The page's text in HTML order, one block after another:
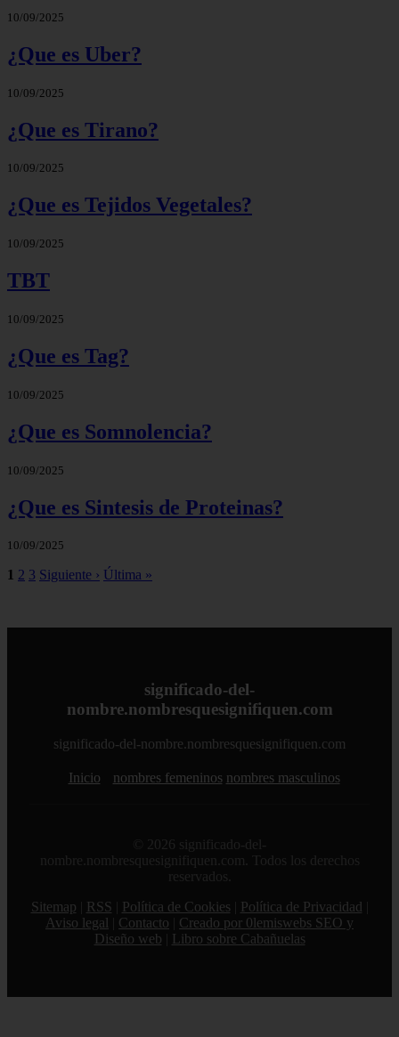
10/09/2025
¿Que es Uber?
10/09/2025
¿Que es Tirano?
10/09/2025
¿Que es Tejidos Vegetales?
10/09/2025
TBT
10/09/2025
¿Que es Tag?
10/09/2025
¿Que es Somnolencia?
10/09/2025
¿Que es Sintesis de Proteinas?
10/09/2025
1 2 3 Siguiente › Última »
significado-del-
nombre.nombresquesignifiquen.com
significado-del-nombre.nombresquesignifiquen.com
Inicio nombres femeninos nombres masculinos
© 2026 significado-del-
nombre.nombresquesignifiquen.com. Todos los derechos
reservados.
Sitemap
RSS Política de Cookies Política de Privacidad
Aviso legal
Contacto
Creado por 0lemiswebs SEO y
Diseño web
Libro sobre Cabañuelas